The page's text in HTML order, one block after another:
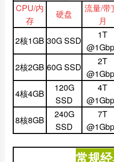
CPU/内
存
硬盘
流量/带
月
2核1GB 30G SSD
1T
2核2GB 60G SSD
2T
4核4GB
120G
SSD
4T
8核8GB
240G
SSD
7T
常规